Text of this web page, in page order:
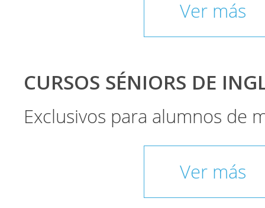
Ver más
CURSOS SÉNIORS DE
Exclusivos para alumnos de
Ver más